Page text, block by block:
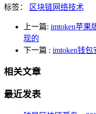
标签： 区块链网络技术
上一篇: imtoken苹果
现的
下一篇 : imtoken钱
相关文章
最近发表